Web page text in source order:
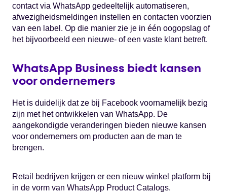
contact via WhatsApp gedeeltelijk automatiseren,
afwezigheidsmeldingen instellen en contacten voorzien
van een label. Op die manier zie je in één oogopslag of
het bijvoorbeeld een nieuwe- of een vaste klant betreft.
WhatsApp Business biedt kansen
voor ondernemers
Het is duidelijk dat ze bij Facebook voornamelijk bezig
zijn met het ontwikkelen van WhatsApp. De
aangekondigde veranderingen bieden nieuwe kansen
voor ondernemers om producten aan de man te
brengen.
Retail bedrijven krijgen er een nieuw winkel platform bij
in de vorm van WhatsApp Product Catalogs.